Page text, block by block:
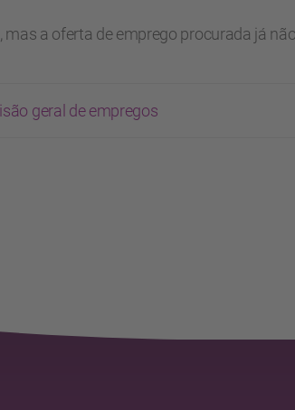
mas a oferta de emprego procurada já
geral de empregos